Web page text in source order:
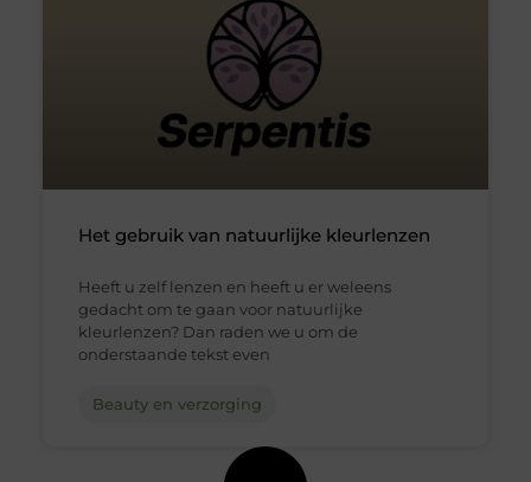
Het gebruik van natuurlijke kleurlenzen
Heeft u zelf lenzen en heeft u er weleens
gedacht om te gaan voor natuurlijke
kleurlenzen? Dan raden we u om de
onderstaande tekst even
Beauty en verzorging